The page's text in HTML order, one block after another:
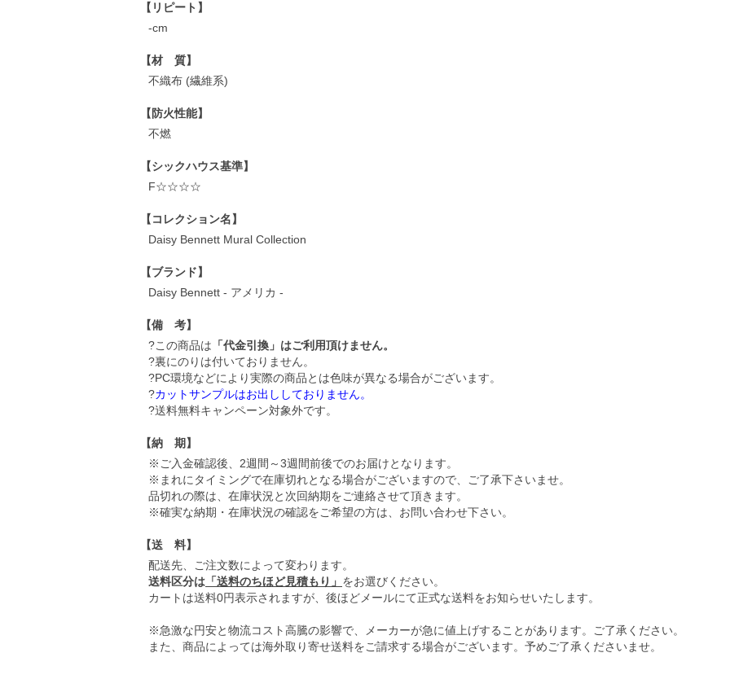
【リピート】
-cm
【材 質】
不織布 (繊維系)
【防火性能】
不燃
【シックハウス基準】
F☆☆☆☆
【コレクション名】
Daisy Bennett Mural Collection
【ブランド】
Daisy Bennett - アメリカ -
【備 考】
?この商品は 「代金引換」はご利用頂けません。
?裏にのりは付いておりません。
?PC環境などにより実際の商品とは色味が異なる場合がございます。
?カットサンプルはお出ししておりません。
?送料無料キャンペーン対象外です。
【納 期】
※ご入金確認後、2週間～3週間前後でのお届けとなります。
※まれにタイミングで在庫切れとなる場合がございますので、ご了承下さいませ。
品切れの際は、在庫状況と次回納期をご連絡させて頂きます。
※確実な納期・在庫状況の確認をご希望の方は、お問い合わせ下さい。
【送 料】
配送先、ご注文数によって変わります。
送料区分は 「送料のちほど見積もり」 をお選びください。
カートは送料0円表示されますが、後ほどメールにて正式な送料をお知らせいたします。
※急激な円安と物流コスト高騰の影響で、メーカーが急に値上げすることがあります。ご了承ください。
また、商品によっては海外取り寄せ送料をご請求する場合がございます。予めご了承くださいませ。